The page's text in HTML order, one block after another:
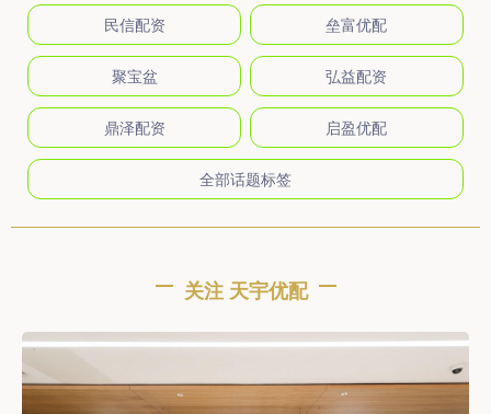
民信配资 垒富优配
聚宝盆 弘益配资
鼎泽配资 启盈优配
全部话题标签
关注 天宇优配